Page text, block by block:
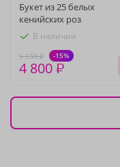
Букет из 25 белых
кенийских роз
В наличии
5 650 ₽ -15%
4 800 ₽